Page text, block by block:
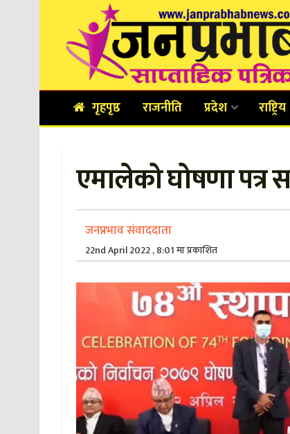
गृहपृष्ठ राजनीति प्रदेश राष्ट्रिय
एमालेको घोषणा पत्र
जनप्रभाव संवाददाता
22nd April 2022 , 8:01 मा प्रकाशित